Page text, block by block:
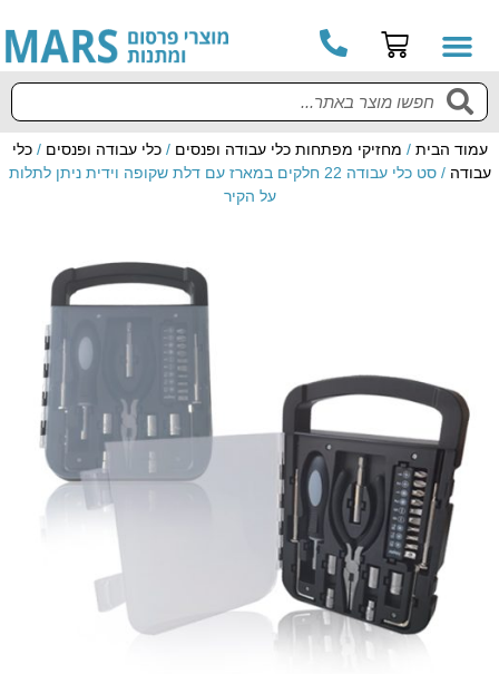
עמוד הבית / מחזיקי מפתחות כלי עבודה ופנסים /כלי עבודה ופנסים /כלי
עבודה
/ סט כלי עבודה 22 חלקים במארז עם דלת שקופה וידית ניתן לתלות
על הקיר